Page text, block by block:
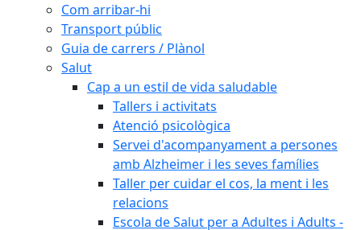
Com arribar-hi
Transport públic
Guia de carrers / Plànol
Salut
Cap a un estil de vida saludable
Tallers i activitats
Atenció psicològica
Servei d'acompanyament a persones
amb Alzheimer i les seves famílies
Taller per cuidar el cos, la ment i les
relacions
Escola de Salut per a Adultes i Adults -